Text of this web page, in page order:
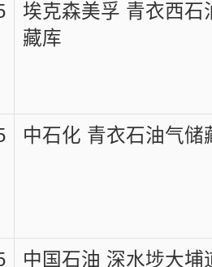
埃克森美孚 青衣西石
藏库
中石化 青衣石油气储
中国石油 深水埗大埔